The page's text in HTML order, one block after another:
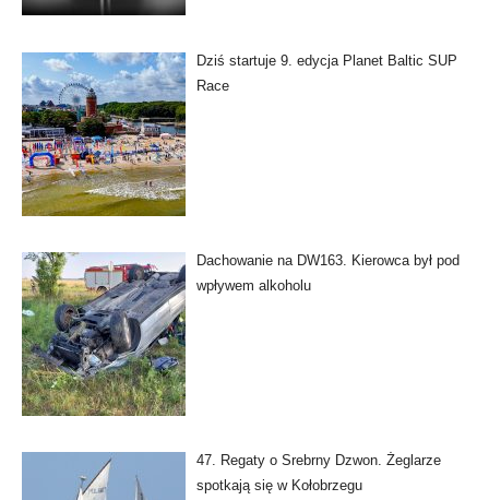
Dziś startuje 9. edycja Planet Baltic SUP
Race
Dachowanie na DW163. Kierowca był pod
wpływem alkoholu
47. Regaty o Srebrny Dzwon. Żeglarze
spotkają się w Kołobrzegu